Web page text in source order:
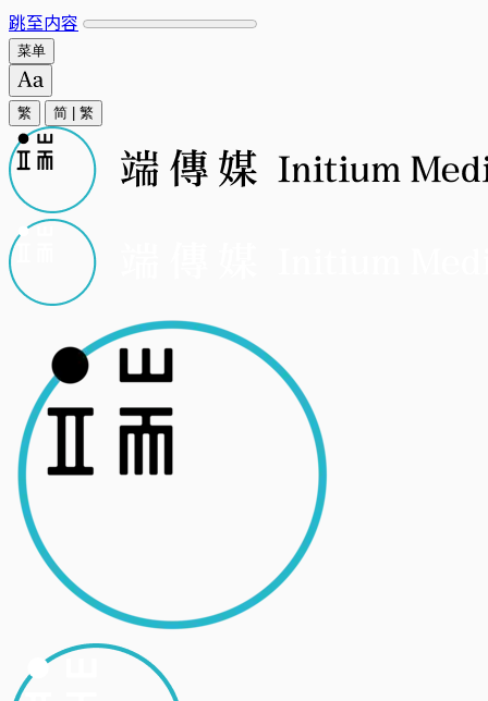
跳至内容
菜单
繁 简 繁